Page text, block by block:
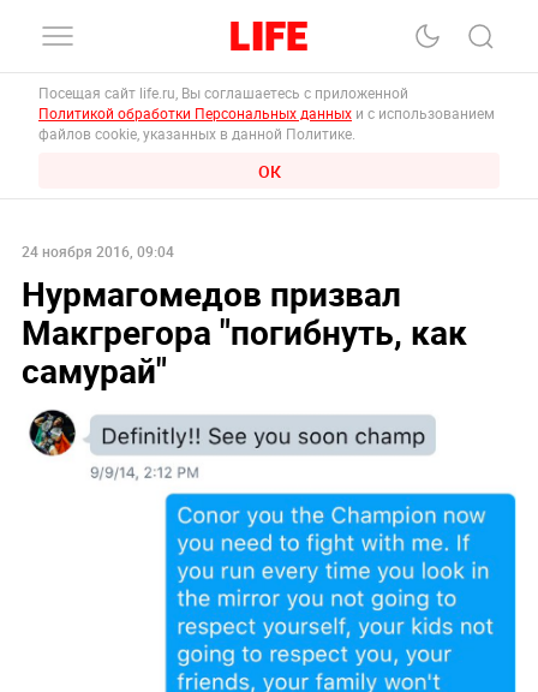
Посещая сайт life.ru, Вы соглашаетесь с приложенной
Политикой обработки Персональных данных и с использованием
файлов cookie, указанных в данной Политике.
ОК
24 ноября 2016, 09:04
Нурмагомедов призвал
Макгрегора "погибнуть, как
самурай"